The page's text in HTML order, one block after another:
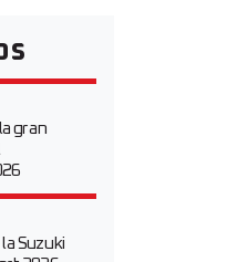
gran
Suzuki